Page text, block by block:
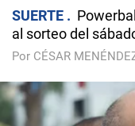
SUERTE
al sorteo del
Por CÉSAR